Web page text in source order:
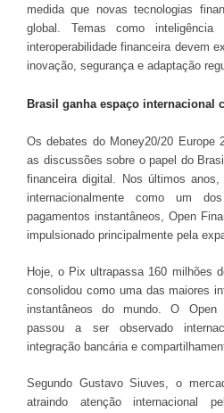
medida que novas tecnologias
global. Temas como
interoperabilidade financeira devem
inovação, segurança e adaptação
Brasil ganha espaço internacional
Os debates do Money20/20 Europe
as discussões sobre o papel do
financeira digital. Nos últimos
internacionalmente como um
pagamentos instantâneos, Open
impulsionado principalmente pela
Hoje, o Pix ultrapassa 160 milhões
consolidou como uma das maiores
instantâneos do mundo. O Open
passou a ser observado
integração bancária e
Segundo Gustavo Siuves, o
atraindo atenção internacional